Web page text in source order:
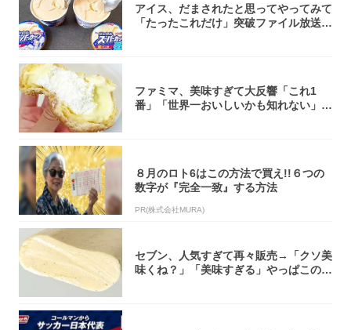
アイス、だまされたと思ってやってみて
「たったこれだけ」突破ファイル放送で
ファミマ、美味すぎて大反響「これ1
番」「世界一おいしいかも知れない」
８月のロト6はこの方法で買え!!６つの
数字が『完全一致』する方法
PR(株式会社MURA)
セブン、人気すぎて再々販売→「クソ美
味くね？」「美味すぎる」やっぱこのク